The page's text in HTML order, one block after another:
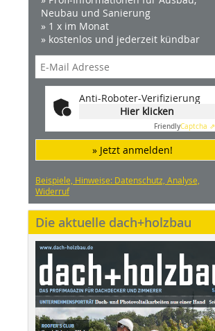
Neubau und Sanierung
» 1 x im Monat
» kostenlos und jederzeit kündbar
Anti-Roboter-Verifizierung
Hier klicken
FriendlyCaptcha ⇗
» Jetzt anmelden!
Beispiele, Hinweise: Datenschutz, Analyse,
Widerruf
Die aktuelle dach+holzbau